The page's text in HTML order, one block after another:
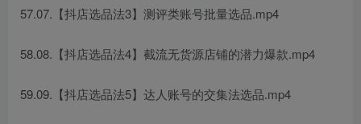
57.07.【抖店选品法3】测评类账号批量选品.mp4
58.08.【抖店选品法4】截流无货源店铺的潜力爆款.mp4
59.09.【抖店选品法5】达人账号的交集法选品.mp4